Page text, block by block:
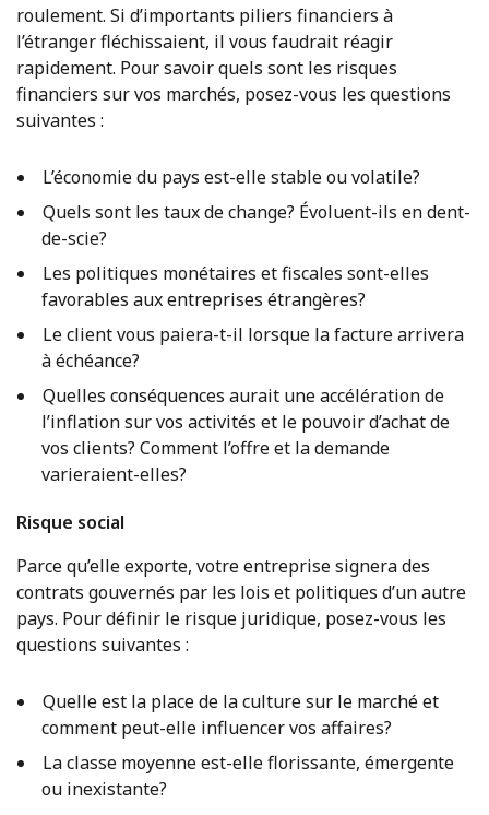
roulement. Si d’importants piliers financiers à
l’étranger fléchissaient, il vous faudrait réagir
rapidement. Pour savoir quels sont les risques
financiers sur vos marchés, posez-vous les questions
suivantes :
L’économie du pays est-elle stable ou volatile?
Quels sont les taux de change? Évoluent-ils en dent-
de-scie?
Les politiques monétaires et fiscales sont-elles
favorables aux entreprises étrangères?
Le client vous paiera-t-il lorsque la facture arrivera
à échéance?
Quelles conséquences aurait une accélération de
l’inflation sur vos activités et le pouvoir d’achat de
vos clients? Comment l’offre et la demande
varieraient-elles?
Risque social
Parce qu’elle exporte, votre entreprise signera des
contrats gouvernés par les lois et politiques d’un autre
pays. Pour définir le risque juridique, posez-vous les
questions suivantes :
Quelle est la place de la culture sur le marché et
comment peut-elle influencer vos affaires?
La classe moyenne est-elle florissante, émergente
ou inexistante?